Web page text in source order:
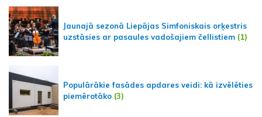
Jaunajā sezonā Liepājas Simfoniskais orķestris
uzstāsies ar pasaules vadošajiem čellistiem (1)
Populārākie fasādes apdares veidi: kā izvēlēties
piemērotāko (3)